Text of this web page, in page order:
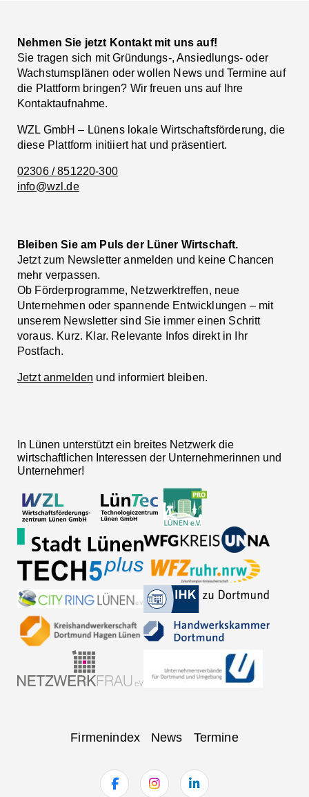
Nehmen Sie jetzt Kontakt mit uns auf!
Sie tragen sich mit Gründungs-, Ansiedlungs- oder
Wachstumsplänen oder wollen News und Termine auf
die Plattform bringen? Wir freuen uns auf Ihre
Kontaktaufnahme.
WZL GmbH – Lünens lokale Wirtschaftsförderung, die
diese Plattform initiiert hat und präsentiert.
02306 / 851220-300
info@wzl.de
Bleiben Sie am Puls der Lüner Wirtschaft.
Jetzt zum Newsletter anmelden und keine Chancen
mehr verpassen.
Ob Förderprogramme, Netzwerktreffen, neue
Unternehmen oder spannende Entwicklungen – mit
unserem Newsletter sind Sie immer einen Schritt
voraus. Kurz. Klar. Relevante Infos direkt in Ihr
Postfach.
Jetzt anmelden und informiert bleiben.
In Lünen unterstützt ein breites Netzwerk die
wirtschaftlichen Interessen der Unternehmerinnen und
Unternehmer!
Firmenindex News Termine